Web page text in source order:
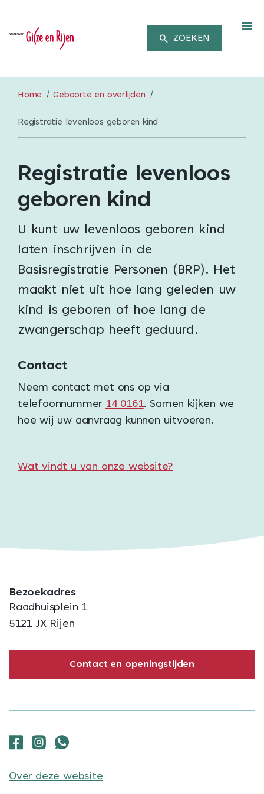
ZOEKEN
Home Geboorte en overlijden
Registratie levenloos geboren kind
Registratie levenloos
geboren kind
U kunt uw levenloos geboren kind
laten inschrijven in de
Basisregistratie Personen (BRP). Het
maakt niet uit hoe lang geleden uw
kind is geboren of hoe lang de
zwangerschap heeft geduurd.
Contact
Neem contact met ons op via
telefoonnummer 14 0161. Samen kijken we
hoe wij uw aanvraag kunnen uitvoeren.
Wat vindt u van onze website?
Bezoekadres
Raadhuisplein 1
5121 JX Rijen
Contact en openingstijden
Over deze website